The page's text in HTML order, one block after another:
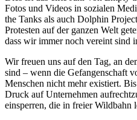
Fotos und Videos in sozialen
the Tanks als auch Dolphin
Protesten auf der ganzen Welt
dass wir immer noch vereint sind
Wir freuen uns auf den Tag, an
sind – wenn die Gefangenschaft
Menschen nicht mehr existiert.
Druck auf Unternehmen
einsperren, die in freier Wildbahn